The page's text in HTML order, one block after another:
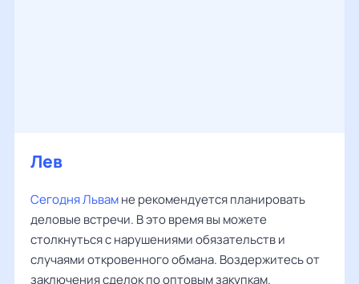
Лев
Сегодня Львамне рекомендуется планировать
деловые встречи. В это время вы можете
столкнуться с нарушениями обязательств и
случаями откровенного обмана. Воздержитесь от
заключения сделок по оптовым закупкам.